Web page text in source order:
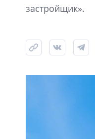
застройщик».